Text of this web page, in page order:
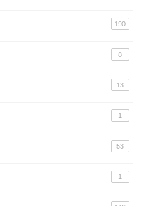
190
8
13
1
53
1